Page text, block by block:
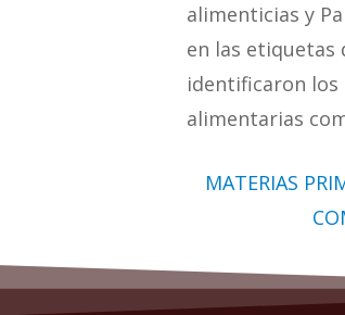
alimenticias y
en las etiquetas
identificaron los
alimentarias
MATERIAS